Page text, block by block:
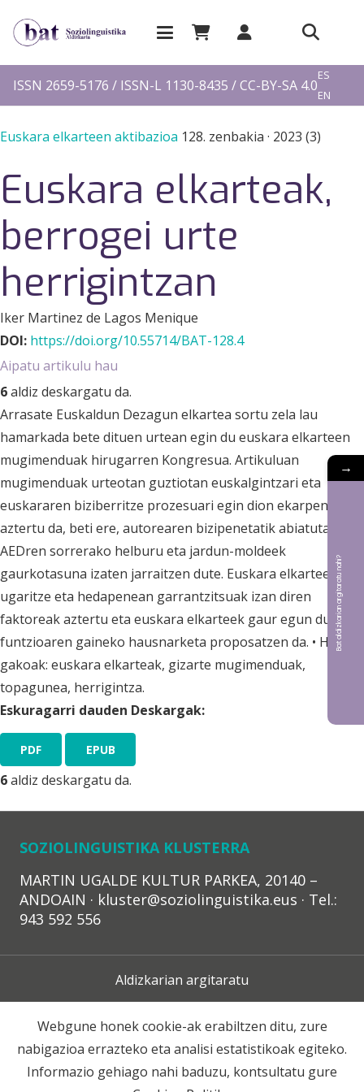
ISSN 2659-5176 / ISSN-L 1130-8435 / CC-BY-SA 4.0
ES
EN
Euskara elkarteen aktibazioa 128. zenbakia · 2023 (3)
Euskara elkarteak,
berrogei urte
herrigintzan
Iker Martinez de Lagos Menique
DOI: https://doi.org/10.55714/BAT-128.4
Aipatu artikulu hau
6aldiz deskargatu da.
Arrasate Euskaldun Dezagun elkartea sortu zela lau
hamarkada bete dituen urtean egin du euskara elkarteen
mugimenduak hirugarren Kongresua. Artikuluan
mugimenduak urteotan guztiotan euskalgintzari eta
euskararen biziberritze prozesuari egin dion ekarpena
aztertu da, beti ere, autorearen bizipenetatik abiatuta.
AEDren sorrerako helburu eta jardun-moldeek
gaurkotasuna izaten jarraitzen dute. Euskara elkarteen
ugaritze eta hedapenean garrantzitsuak izan diren
faktoreak aztertu eta euskara elkarteek gaur egun duten
funtzioaren gaineko hausnarketa proposatzen da. • Hitz
gakoak: euskara elkarteak, gizarte mugimenduak,
topagunea, herrigintza.
Eskuragarri dauden Deskargak:
PDF EPUB
6aldiz deskargatu da.
SOZIOLINGUISTIKA KLUSTERRA
MARTIN UGALDE KULTUR PARKEA, 20140 –
ANDOAIN · kluster@soziolinguistika.eus · Tel.:
943 592 556
Aldizkarian argitaratu
Lege Oharra
Harpidetza
Webgune honek cookie-ak erabiltzen ditu, zure
nabigazioa errazteko eta analisi estatistikoak egiteko.
Informazio gehiago nahi baduzu, kontsultatu gure
→
Bat aldizkarian argitaratu nahi?